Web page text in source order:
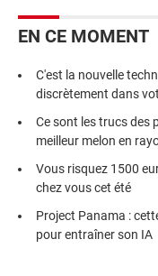
EN CE MOMENT
C'est la nouvelle
discrètement dans
Ce sont les trucs des
meilleur melon en
Vous risquez 1500
chez vous cet été
Project Panama :
pour entraîner son IA